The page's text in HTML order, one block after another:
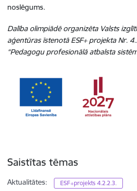
noslēgums.
Dalība olimpiādē organizēta Valsts
aģentūras īstenotā ESF+ projekta Nr.
“Pedagogu profesionālā atbalsta
Saistītas tēmas
Aktualitātes: ESF+projekts 4.2.2.3.